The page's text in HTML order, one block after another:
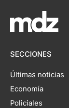
SECCIONES
Últimas noticias
Economía
Policiales